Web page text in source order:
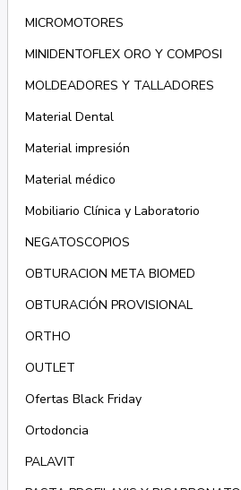
MICROMOTORES
MINIDENTOFLEX ORO Y COMPOSI
MOLDEADORES Y TALLADORES
Material Dental
Material impresión
Material médico
Mobiliario Clínica y Laboratorio
NEGATOSCOPIOS
OBTURACION META BIOMED
OBTURACIÓN PROVISIONAL
ORTHO
OUTLET
Ofertas Black Friday
Ortodoncia
PALAVIT